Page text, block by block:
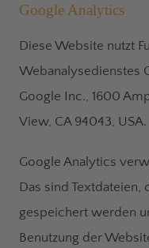
Google Analytics
Diese Website nutzt
Webanalysedienstes
Google Inc., 1600
View, CA 94043, USA.
Google Analytics
Das sind
gespeichert werden
Benutzung der